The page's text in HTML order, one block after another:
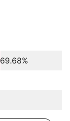
69.68%